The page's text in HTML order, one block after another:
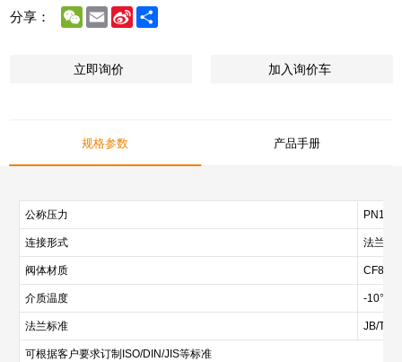
分享： WeChat
Email Sina
Weibo
立即询价 加入询价车
规格参数 产品手册
公称压力 PN16
连接形式 法兰式
阀体材质 CF8/
介质温度 -10℃-
法兰标准 JB/
可根据客户要求订制ISO/DIN/JIS等标准